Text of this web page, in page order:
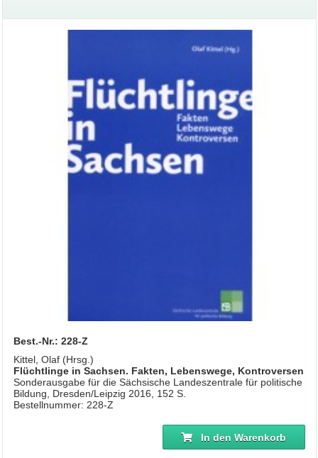
Best.-Nr.: 228-Z
Kittel, Olaf (Hrsg.)
Flüchtlinge in Sachsen. Fakten, Lebenswege, Kontroversen
Sonderausgabe für die Sächsische Landeszentrale für politische
Bildung, Dresden/Leipzig 2016, 152 S.
Bestellnummer: 228-Z
In den Warenkorb